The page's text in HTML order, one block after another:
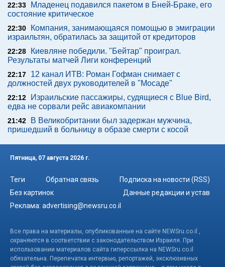
22:33
Младенец подавился пакетом в Бней-Браке, его
состояние критическое
22:30
Компания, занимающаяся помощью в эмиграции
израильтян, обратилась за защитой от кредиторов
22:28
Киевляне победили. "Бейтар" проиграл.
Результаты матчей Лиги конференций
22:17
12 канал ИТВ: Роман Гофман снимает с
должностей двух руководителей в "Мосаде"
22:12
Израильские пассажиры, судящиеся с Blue Bird,
едва не сорвали рейс авиакомпании
21:42
В Великобритании был задержан мужчина,
пришедший в больницу в образе смерти с косой
Пятница, 07 августа 2026 г.
Теги Обратная связь
Подписка на новости (RSS)
Без картинок
Данные редакции и устав
Реклама: advertising@newsru.co.il
Все права на материалы, опубликованные на сайте NEWSru.co.il ,
охраняются в соответствии с законодательством Израиля. При
использовании материалов сайта гиперссылка на NEWSru.co.il
обязательна. Перепечатка интервью, репортажей, эксклюзивных